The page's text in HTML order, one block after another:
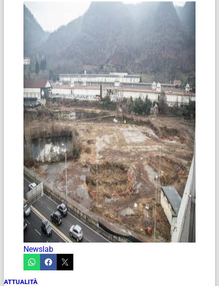
Newslab
ATTUALITÀ